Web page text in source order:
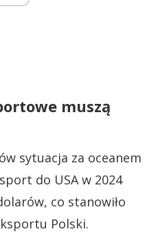
muszą
sytuacja za oceanem
do USA w 2024
co stanowiło
Polski.